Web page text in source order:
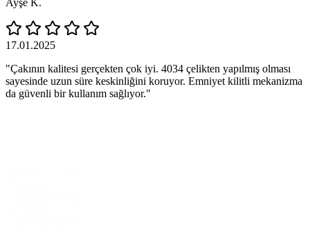
17.01.2025
"Çakının kalitesi gerçekten çok iyi. 4034 çelikten yapılmış olması
sayesinde uzun süre keskinliğini koruyor. Emniyet kilitli mekanizma
da güvenli bir kullanım sağlıyor."